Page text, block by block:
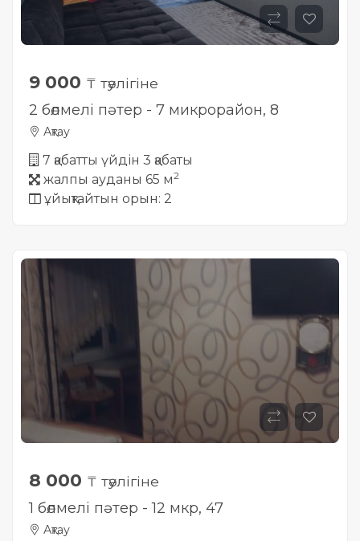
9 000 ₸ тәулігіне
2 бөлмелі пәтер - 7 микрорайон, 8
Ақтау
7 қабатты үйдін 3 қабаты
жалпы ауданы 65 м2
ұйықтайтын орын: 2
8 000 ₸ тәулігіне
1 бөлмелі пәтер - 12 мкр, 47
Ақтау